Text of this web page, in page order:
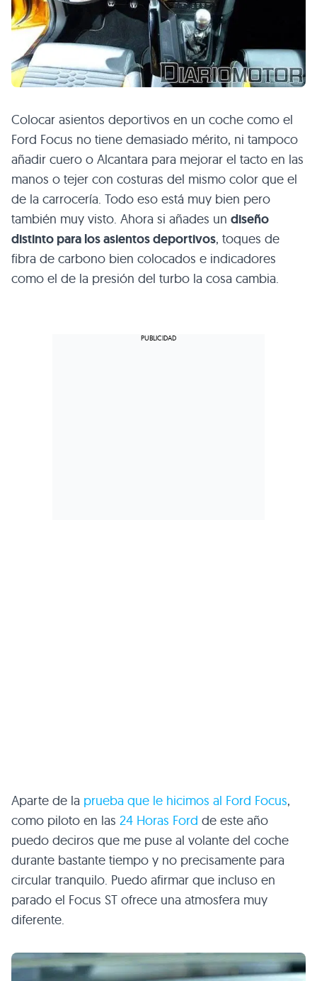
Colocar asientos deportivos en un coche como el
Ford Focus no tiene demasiado mérito, ni tampoco
añadir cuero o Alcantara para mejorar el tacto en las
manos o tejer con costuras del mismo color que el
de la carrocería. Todo eso está muy bien pero
también muy visto. Ahora si añades un diseño
distinto para los asientos deportivos, toques de
fibra de carbono bien colocados e indicadores
como el de la presión del turbo la cosa cambia.
Aparte de la prueba que le hicimos al Ford Focus,
como piloto en las 24 Horas Ford de este año
puedo deciros que me puse al volante del coche
durante bastante tiempo y no precisamente para
circular tranquilo. Puedo afirmar que incluso en
parado el Focus ST ofrece una atmosfera muy
diferente.